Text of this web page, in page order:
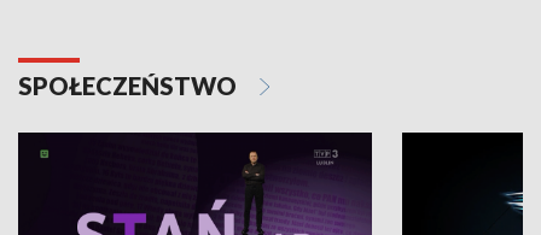
SPOŁECZEŃSTWO